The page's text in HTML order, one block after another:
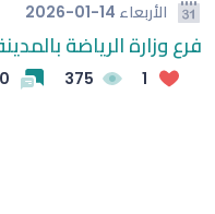
الغموض بملف مشاركة
طريقة بسيطة لتبريد المنازل
الأربعاء 2026-01-14
فرع وزارة الرياضة
1
375
0